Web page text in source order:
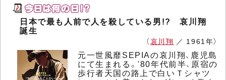
日本で最も人前で人を殺している男!? 哀川翔
誕生
（哀川翔 ／ 1961年）
元一世風靡SEPIAの哀川翔、鹿児島
にて生まれる。'80年代前半、原宿の
歩行者天国の路上で白いＴシャツ